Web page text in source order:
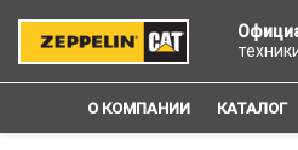
О КОМПАНИИ КАТАЛОГ